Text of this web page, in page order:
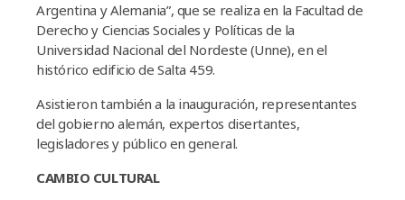
Argentina y Alemania”, que se realiza en la Facultad de
Derecho y Ciencias Sociales y Políticas de la
Universidad Nacional del Nordeste (Unne), en el
histórico edificio de Salta 459.
Asistieron también a la inauguración, representantes
del gobierno alemán, expertos disertantes,
legisladores y público en general.
CAMBIO CULTURAL